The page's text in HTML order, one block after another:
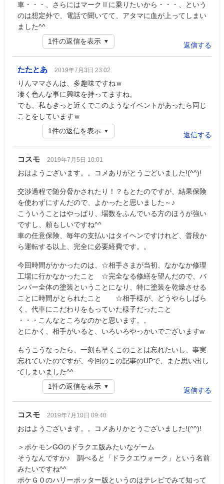
車・・・、さらにはマークⅡに乗りたいから・・・、という
のは想定外で、電話で聞いてて、アタマに血が上ってしまい
ました^^
返信する
1件の返信を表示
たたとあ 2019年7月3日 23:02
りんママさんは、多趣味ですねｗ
凄く色んな事に興味を持ってますね。
でも、私もきっと近くでこのようなイベントがあったら同じ
ことをしていますｗ
返信する
1件の返信を表示
コスモ 2019年7月5日 10:01
おはようございます。。コメありがとうごどいました!(^^)!
交渉過程で随分脅かされたり！？もとたのですが、結果保険
を使わずにすんだので、よかったと思いました～♪
こういうことはやっぱり、場数をふんでいる方のほうが強い
ですし、頼もしいですね^^
車の任意保険、毎年の支払いはタイヘンですけれど、普段か
ら運転する以上、完全に必要経費です。。
今回時間がかかったのは、☆相手さまが当初、なかなか修理
工場に行かなかったこと ☆完全なる修繕を望んだので、バ
ンパー全体の塗装ということになり、特に塗装を乾燥させる
ことに時間がとられたこと ☆相手様が、どうやらしばら
く、代車にこだわりをもっていた様子だったこと
・・・こんなところなのかと思います。。
とにかく、相手がいると、いろいろやっかいでございますw
もうこうなったら、一刻も早くこのことは忘れたいし、事実
忘れていたのですが、今回のこの記事のUPで、また思い出し
てしまいました^^
返信する
1件の返信を表示
コスモ 2019年7月10日 09:40
おはようございます。。コメありかとうございました!(^^)!
＞ポケモンGOのドラクエ版みたいなゲーム
そうなんですか♪ 調べると「ドラクエウォーク」という名前
みたいですね^^
ポケＧＯのハリーポッター版というのはテレビでみて知って